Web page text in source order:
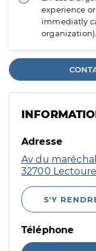
experience
immediatly
organization).
Adresse
Av du
32700 Lectoure
S'Y
Téléphone